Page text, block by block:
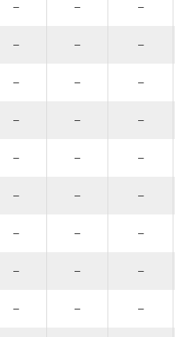
– – –
– – –
– – –
– – –
– – –
– – –
– – –
– – –
– – –